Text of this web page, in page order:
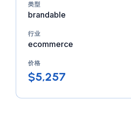
类型
brandable
行业
ecommerce
价格
$5,257